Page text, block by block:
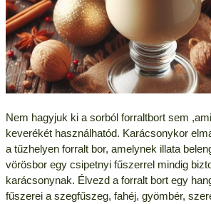
Nem hagyjuk ki a sorból forraltbort sem
keverékét használhatód. Karácsonykor
a tűzhelyen forralt bor, amelynek illata
vörösbor egy csipetnyi fűszerrel mindig
karácsonynak. Élvezd a forralt bort egy
fűszerei a szegfűszeg, fahéj, gyömbér,